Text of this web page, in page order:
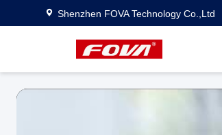
Shenzhen FOVA Technology Co.,Ltd